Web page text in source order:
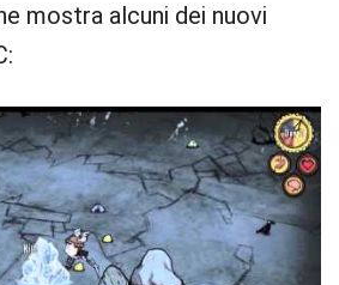
mostra alcuni dei nuovi